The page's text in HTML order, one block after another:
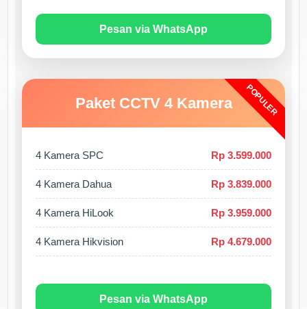
Pesan via WhatsApp
POPULER
Paket CCTV 4 Kamera
4 Kamera SPC Rp 3.599.000
4 Kamera Dahua Rp 3.839.000
4 Kamera HiLook Rp 3.959.000
4 Kamera Hikvision Rp 4.679.000
Pesan via WhatsApp